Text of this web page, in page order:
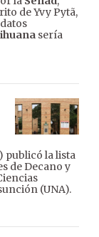
de Yvy Pytã,
sería
publicó la lista
de Decano y
(UNA).